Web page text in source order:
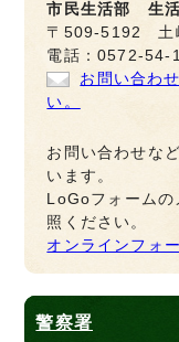
市民生活部 生
〒509-5192 土
電話：0572-
お問い合わ
い。
お問い合わせな
います。
LoGoフォームの
照ください。
オンラインフォ
警察署